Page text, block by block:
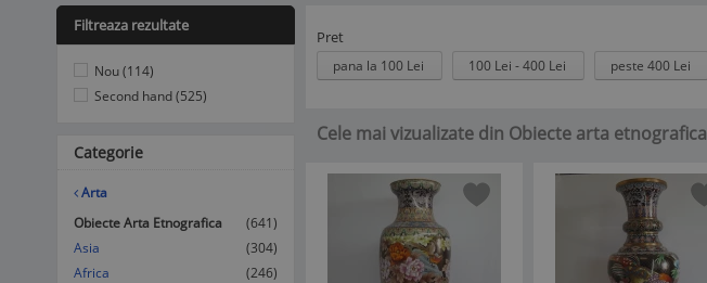
-
in
siguranta
vanzatori
incredere
Pret
pana la 100 Lei 100 Lei - 400 Lei peste 400 Lei
Cele mai vizualizate din Obiecte arta etnografica
Filtreaza rezultate
Nou (114)
Second hand (525)
Categorie
Arta
Obiecte Arta Etnografica
(641)
Asia
(304)
Africa
(246)